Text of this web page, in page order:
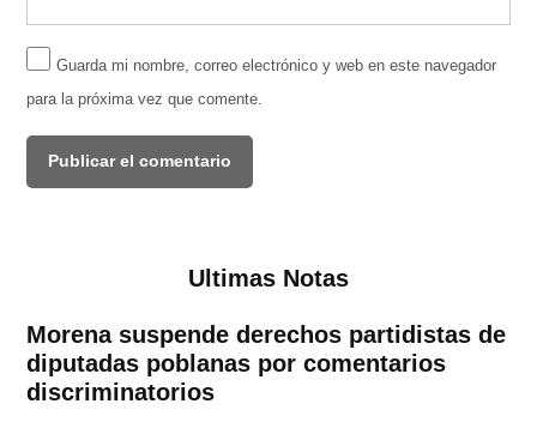
Guarda mi nombre, correo electrónico y web en este navegador
para la próxima vez que comente.
Ultimas Notas
Morena suspende derechos partidistas de
diputadas poblanas por comentarios
discriminatorios